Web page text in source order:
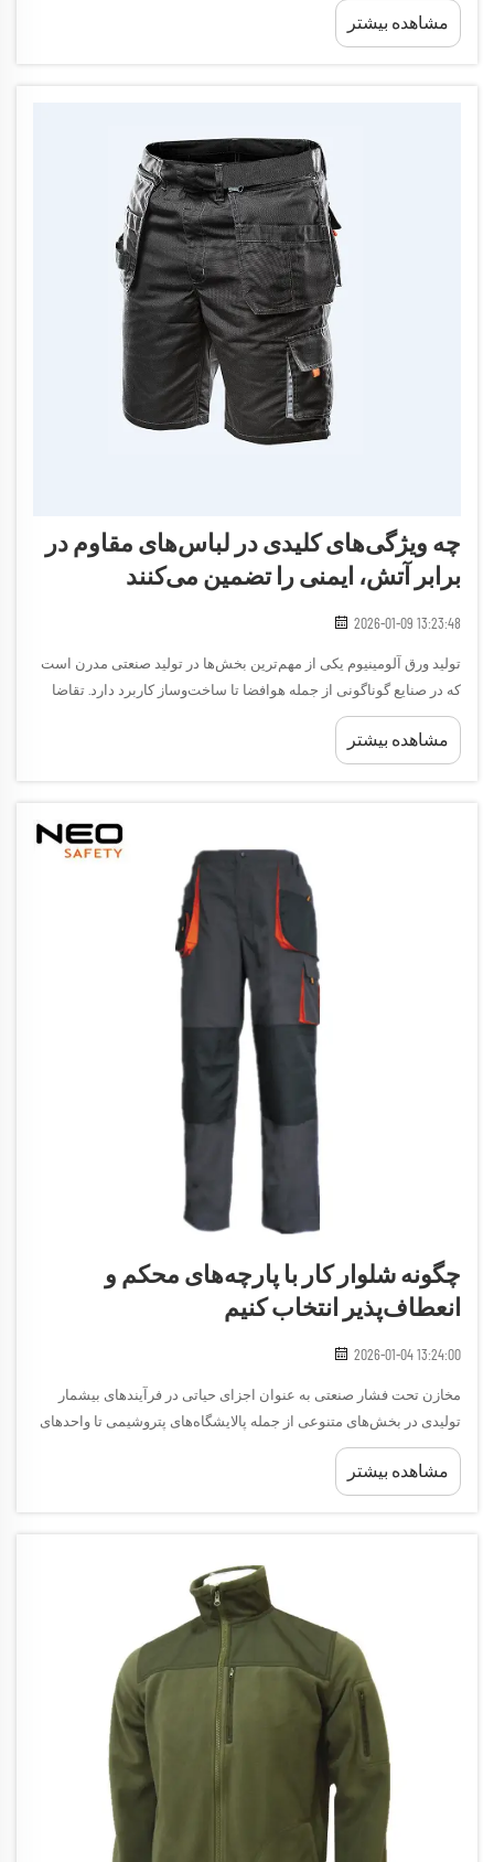
کنترل دقیق را فراهم می‌کند...
مشاهده بیشتر
چه ویژگی‌های کلیدی در لباس‌های مقاوم در
برابر آتش، ایمنی را تضمین می‌کنند
2026-01-09 13:23:48
تولید ورق آلومینیوم یکی از مهم‌ترین بخش‌ها در تولید صنعتی مدرن است
که در صنایع گوناگونی از جمله هوافضا تا ساخت‌وساز کاربرد دارد. تقاضا
برای راه‌حل‌های باکیفیت ورق آلومینیومی به طور مداوم در حال افزایش
است، زیرا تولیدکنندگان...
مشاهده بیشتر
چگونه شلوار کار با پارچه‌های محکم و
انعطاف‌پذیر انتخاب کنیم
2026-01-04 13:24:00
مخازن تحت فشار صنعتی به عنوان اجزای حیاتی در فرآیندهای بیشمار
تولیدی در بخش‌های متنوعی از جمله پالایشگاه‌های پتروشیمی تا واحدهای
فرآوری مواد غذایی عمل می‌کنند. این سیستم‌های مهندسی‌شده که در
فشار داخلی قابل توجهی کار می‌کنند...
مشاهده بیشتر